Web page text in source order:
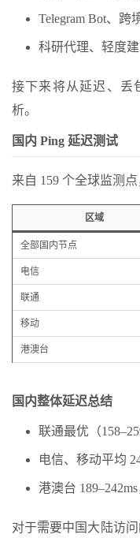
Telegram Bot、跨
科研代理、轻度
接下来将从延迟、丢
析。
国内 Ping 延迟测试
来自 159 个全球监测
区域
全部国内节点
电信
联通
移动
港澳台
国内整体延迟总结
联通最优（
电信、移动平均
港澳台
对于需要中国大陆访